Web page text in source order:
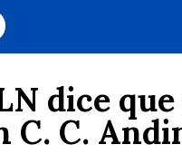
dice
C. C.